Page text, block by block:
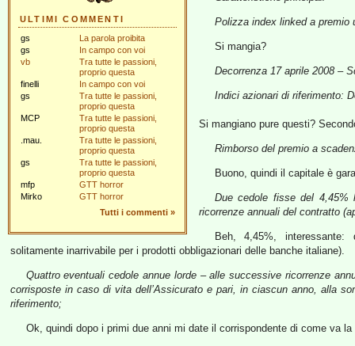
ULTIMI COMMENTI
gs
La parola proibita
gs
In campo con voi
vb
Tra tutte le passioni,
proprio questa
finelli
In campo con voi
gs
Tra tutte le passioni,
proprio questa
MCP
Tra tutte le passioni,
proprio questa
.mau.
Tra tutte le passioni,
proprio questa
gs
Tra tutte le passioni,
proprio questa
mfp
GTT horror
Mirko
GTT horror
Tutti i commenti »
Polizza index linked a premio
Si mangia?
Decorrenza 17 aprile 2008 –
Indici azionari di riferimento:
Si mangiano pure questi?
Rimborso del premio a
Buono, quindi il capitale è
Due cedole fisse del 4,45%
ricorrenze annuali del contratto
Beh, 4,45%,
solitamente inarrivabile per i prodotti obbligazionari delle banche italiane).
Quattro eventuali cedole annue lorde – alle successive ricorrenze
corrisposte in caso di vita dell’Assicurato e pari, in ciascun anno, alla
riferimento;
Ok, quindi dopo i primi due anni mi date il corrispondente di come va la